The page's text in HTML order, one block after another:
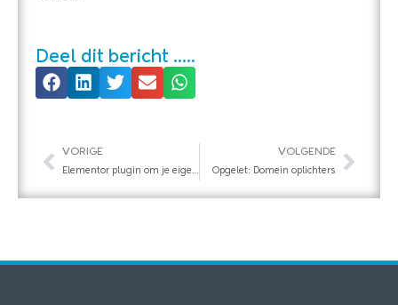
Deel dit bericht .....
Vorige
VORIGE VOLGENDE
Opgelet: Domein oplichters